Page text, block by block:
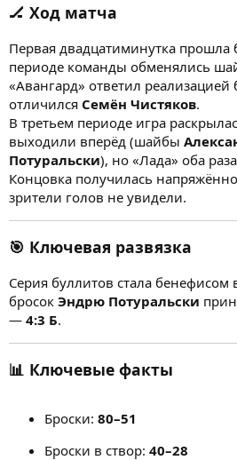
🏒 Ход матча
Первая двадцатиминутка прошла
периоде команды обменялись
«Авангард» ответил
отличился Семён Чистяков.
В третьем периоде игра
выходили вперёд (шайбы
Потуральски), но «Лада» оба
Концовка получилась
зрители голов не увидели.
🎯 Ключевая развязка
Серия буллитов стала бенефисом
бросок Эндрю Потуральски
— 4:3 Б.
📊 Ключевые факты
Броски: 80–51
Броски в створ: 40–28